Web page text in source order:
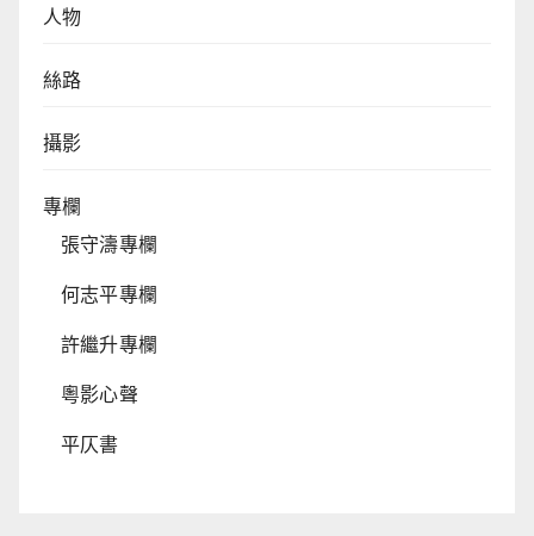
人物
絲路
攝影
專欄
張守濤專欄
何志平專欄
許繼升專欄
粵影心聲
平仄書